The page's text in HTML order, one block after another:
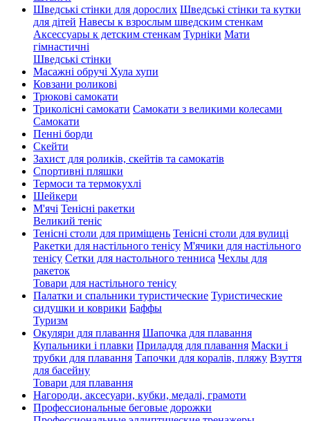
Шведські стінки для дорослих Шведські стінки та кутки
для дітей Навесы к взрослым шведским стенкам
Аксессуары к детским стенкам Турніки Мати
гімнастичні
Шведські стінки
Масажні обручі Хула хупи
Ковзани роликові
Трюкові самокати
Триколісні самокати Самокати з великими колесами
Cамокати
Пенні борди
Скейти
Захист для роликів, скейтів та самокатів
Спортивні пляшки
Термоси та термокухлі
Шейкери
М'ячі Тенісні ракетки
Великий теніс
Тенісні столи для приміщень Тенісні столи для вулиці
Ракетки для настільного тенісу М'ячики для настільного
тенісу Сетки для настольного тенниса Чехлы для
ракеток
Товари для настільного тенісу
Палатки и спальники туристические Туристические
сидушки и коврики Баффы
Туризм
Окуляри для плавання Шапочка для плавання
Купальники і плавки Приладдя для плавання Маски і
трубки для плавання Тапочки для коралів, пляжу Взуття
для басейну
Товари для плавання
Нагороди, аксесуари, кубки, медалі, грамоти
Профессиональные беговые дорожки